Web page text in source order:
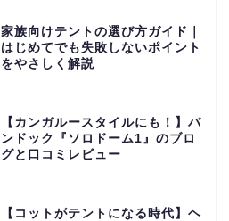
家族向けテントの選び方ガイド｜
はじめてでも失敗しないポイント
をやさしく解説
【カンガルースタイルにも！】バ
ンドック『ソロドーム1』のブロ
グと口コミレビュー
【コットがテントになる時代】ヘ